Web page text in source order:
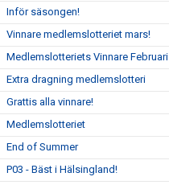
Inför säsongen!
Vinnare medlemslotteriet mars!
Medlemslotteriets Vinnare Februari
Extra dragning medlemslotteri
Grattis alla vinnare!
Medlemslotteriet
End of Summer
P03 - Bäst i Hälsingland!